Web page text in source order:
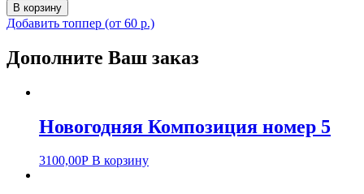
В корзину
Добавить топпер (от 60 р.)
Дополните Ваш заказ
Новогодняя Композиция номер 5
3100,00Р В корзину